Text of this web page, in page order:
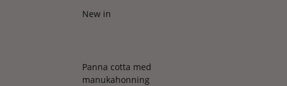
New in
Panna cotta med
manukahonning